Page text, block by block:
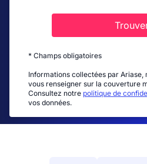
* Champs obligatoires
Informations collectées par Ariase,
vous renseigner sur la couverture
Consultez notre politique de
vos données.